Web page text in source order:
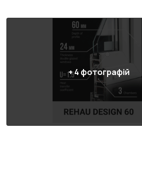
+4 фотографій